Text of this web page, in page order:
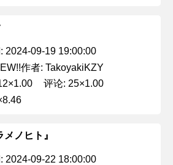
2024-09-19 19:00:00
作者: TakoyakiKZY
评论: 25×1.00
ノヒト』
2024-09-22 18:00:00